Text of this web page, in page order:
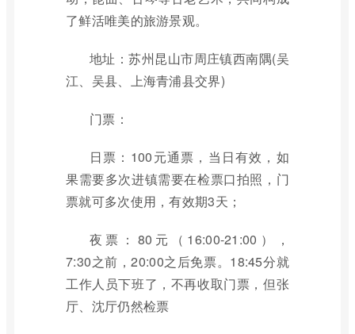
了鲜活唯美的旅游景观。
地址：苏州昆山市周庄镇西南隅(吴
江、吴县、上海青浦县交界)
门票：
日票：100元通票，当日有效，如
果需要多次进镇需要在检票口拍照，门
票就可多次使用，有效期3天；
夜票：80元（16:00-21:00），
7:30之前，20:00之后免票。18:45分就
工作人员下班了，不再收取门票，但张
厅、沈厅仍然检票